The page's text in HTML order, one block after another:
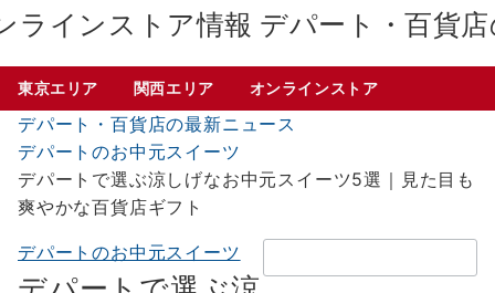
デパート・百貨
東京エリア 関西エリア オンラインストア
デパート・百貨店の最新ニュース
デパートのお中元スイーツ
デパートで選ぶ涼しげなお中元スイーツ5選｜見た目も
爽やかな百貨店ギフト
デパートのお中元スイーツ
索：